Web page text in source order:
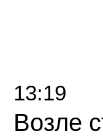
13:19
Возле